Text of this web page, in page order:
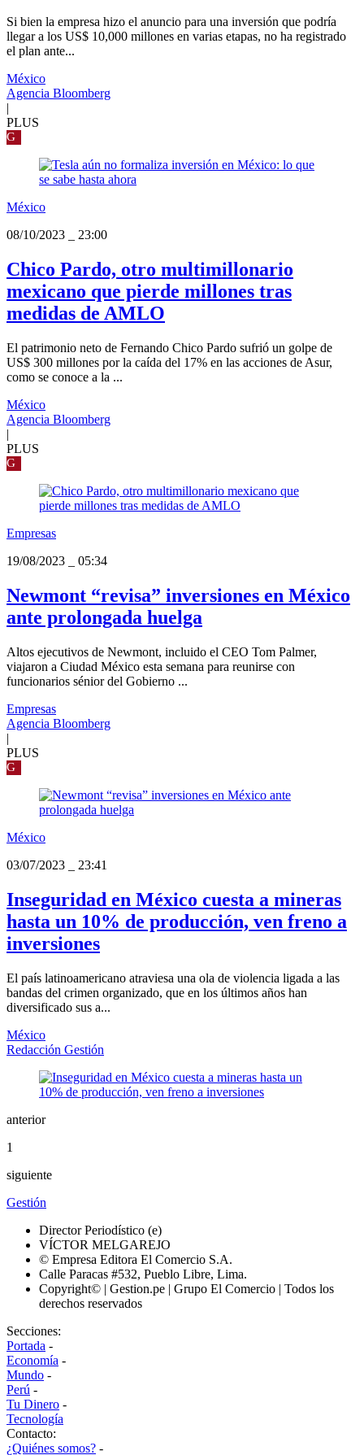
Si bien la empresa hizo el anuncio para una inversión que podría
llegar a los US$ 10,000 millones en varias etapas, no ha registrado
el plan ante...
México
Agencia Bloomberg
|
PLUS
G
México
08/10/2023
23:00
Chico Pardo, otro multimillonario
mexicano que pierde millones tras
medidas de AMLO
El patrimonio neto de Fernando Chico Pardo sufrió un golpe de
US$ 300 millones por la caída del 17% en las acciones de Asur,
como se conoce a la ...
México
Agencia Bloomberg
|
PLUS
G
Empresas
19/08/2023
05:34
Newmont “revisa” inversiones en México
ante prolongada huelga
Altos ejecutivos de Newmont, incluido el CEO Tom Palmer,
viajaron a Ciudad México esta semana para reunirse con
funcionarios sénior del Gobierno ...
Empresas
Agencia Bloomberg
|
PLUS
G
México
03/07/2023
23:41
Inseguridad en México cuesta a mineras
hasta un 10% de producción, ven freno a
inversiones
El país latinoamericano atraviesa una ola de violencia ligada a las
bandas del crimen organizado, que en los últimos años han
diversificado sus a...
México
Redacción Gestión
anterior
1
siguiente
Gestión
Director Periodístico (e)
VÍCTOR MELGAREJO
© Empresa Editora El Comercio S.A.
Calle Paracas #532, Pueblo Libre, Lima.
Copyright© | Gestion.pe | Grupo El Comercio | Todos los
derechos reservados
Secciones:
Portada -
Economía -
Mundo -
Perú -
Tu Dinero -
Tecnología
Contacto:
¿Quiénes somos? -